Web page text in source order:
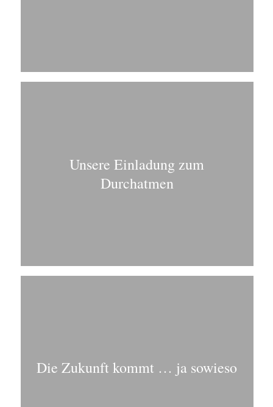
Unsere Einladung zum
Durchatmen
Die Zukunft kommt … ja sowieso